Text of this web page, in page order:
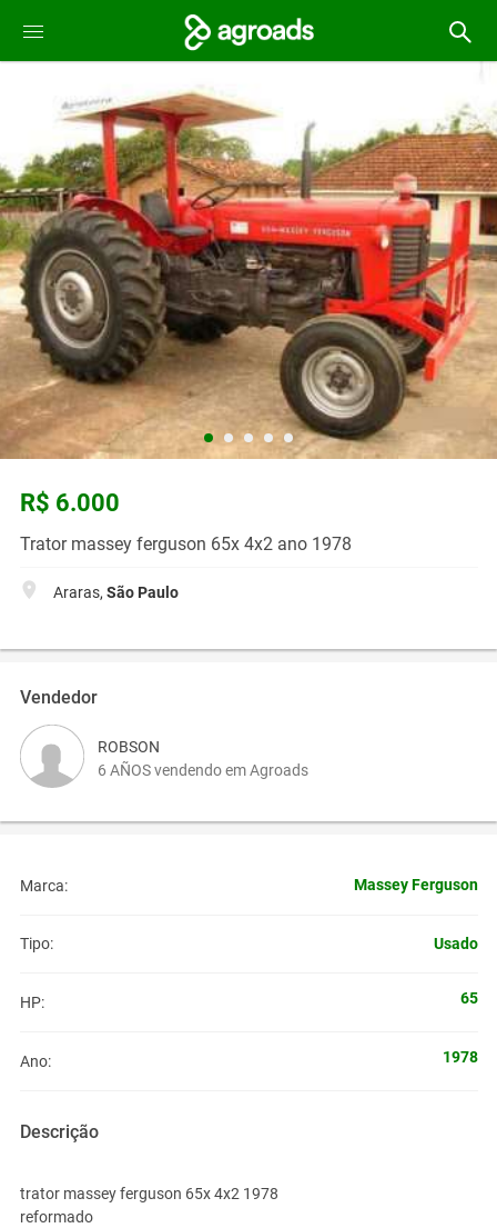
R$ 6.000
Trator massey ferguson 65x 4x2 ano 1978
Araras, São Paulo
Vendedor
ROBSON
6 AÑOS vendendo em Agroads
Marca: Massey Ferguson
Tipo: Usado
HP: 65
Ano: 1978
Descrição
trator massey ferguson 65x 4x2 1978
reformado